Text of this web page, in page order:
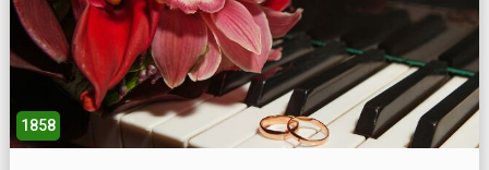
1858